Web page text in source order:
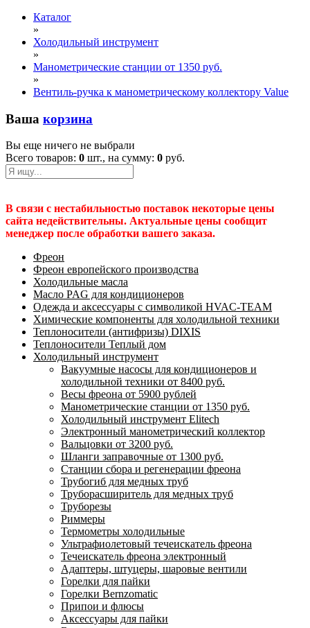
Каталог
»
Холодильный инструмент
»
Манометрические станции от 1350 руб.
»
Вентиль-ручка к манометрическому коллектору Value
Ваша корзина
Вы еще ничего не выбрали
Всего товаров: 0 шт., на сумму: 0 руб.
В связи с нестабильностью поставок некоторые цены
сайта недействительны. Актуальные цены сообщит
менеджер после обработки вашего заказа.
Фреон
Фреон европейского производства
Холодильные масла
Масло PAG для кондиционеров
Одежда и аксессуары с символикой HVAC-TEAM
Химические компоненты для холодильной техники
Теплоносители (антифризы) DIXIS
Теплоносители Теплый дом
Холодильный инструмент
Вакуумные насосы для кондиционеров и
холодильной техники от 8400 руб.
Весы фреона от 5900 рублей
Манометрические станции от 1350 руб.
Холодильный инструмент Elitech
Электронный манометрический коллектор
Вальцовки от 3200 руб.
Шланги заправочные от 1300 руб.
Станции сбора и регенерации фреона
Трубогиб для медных труб
Труборасширитель для медных труб
Труборезы
Риммеры
Термометры холодильные
Ультрафиолетовый течеискатель фреона
Течеискатель фреона электронный
Адаптеры, штуцеры, шаровые вентили
Горелки для пайки
Горелки Bernzomatic
Припои и флюсы
Аксессуары для пайки